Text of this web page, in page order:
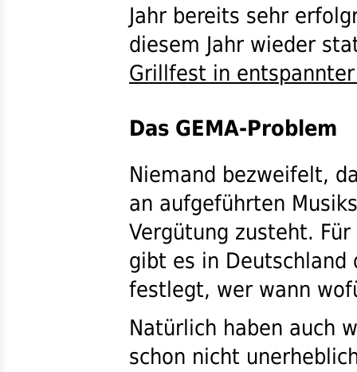
Jahr bereits sehr
diesem Jahr wieder
Grillfest in
Das GEMA-Problem
Niemand bezweifelt,
an aufgeführten
Vergütung zusteht.
gibt es in
festlegt, wer wann
Natürlich haben auch
schon nicht